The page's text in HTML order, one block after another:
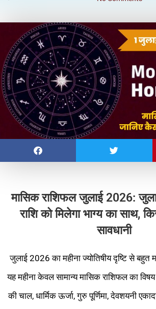
मासिक राशिफल जुलाई 2026:
राशि को मिलेगा भाग्य का साथ,
सावधानी
जुलाई 2026 का महीना ज्योतिषीय दृष्टि से बहुत
यह महीना केवल सामान्य मासिक राशिफल का
की चाल, धार्मिक ऊर्जा, गुरु पूर्णिमा, देवशयनी